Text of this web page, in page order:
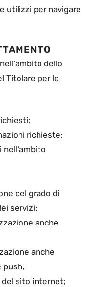
utilizzi per navigare
dello
Titolare per le
richieste;
del grado di
servizi;
anche
anche
push;
del sito internet;